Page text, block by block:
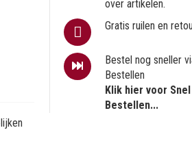
over artikelen.
Gratis ruilen en
Bestel nog sneller
Bestellen
Klik hier voor Snel
Bestellen...